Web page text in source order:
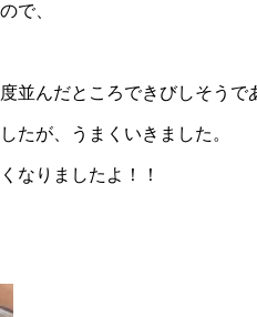
で、
並んだところできびしそうで
たが、うまくいきました。
なりましたよ！！
面≫ ≪